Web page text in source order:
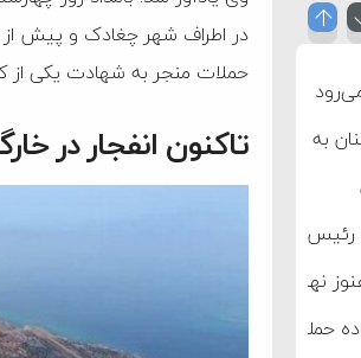
در اطراف شهر چغادک و پیش از
حملات منجر به شهادت یکی از
تاکنون انفجار در
به اتهام فساد و اختلاس اموال
رئیس‌جمهور واهی و کذب محض
نهایی نشده است
حمله نظامی علیه ایران است